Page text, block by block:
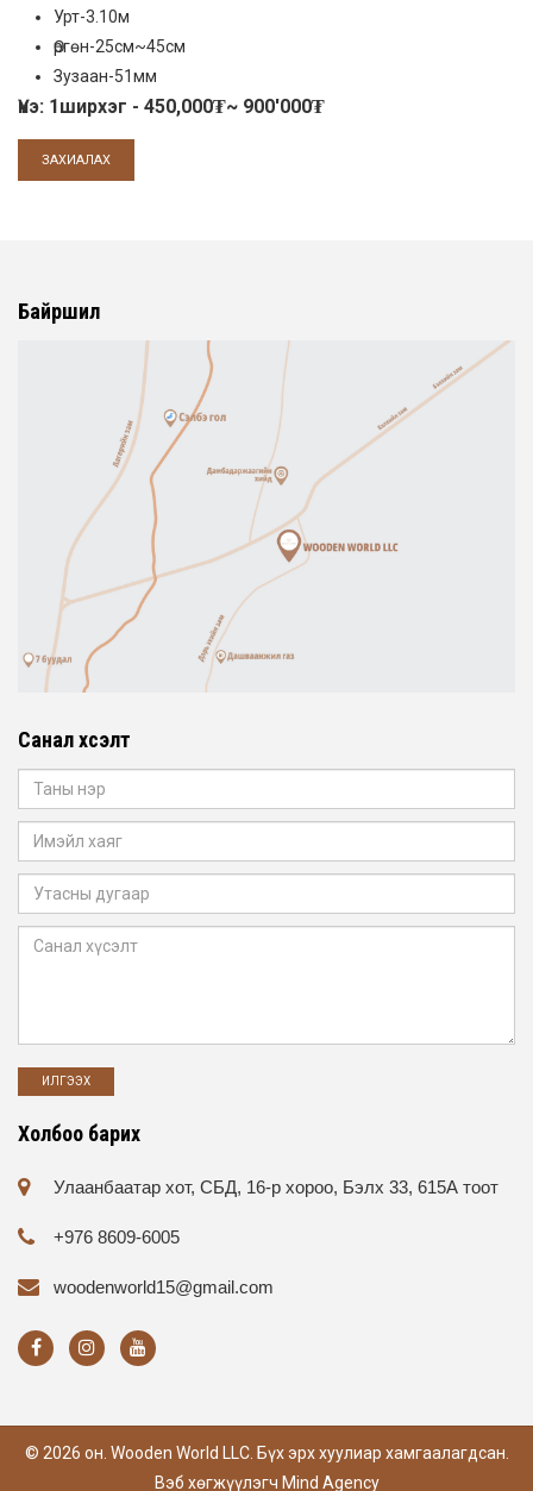
Урт-3.10м
Өргөн-25см~45см
Зузаан-51мм
Үнэ: 1ширхэг - 450,000₮~ 900'000₮
ЗАХИАЛАХ
Байршил
Санал хүсэлт
Холбоо барих
Улаанбаатар хот, СБД, 16-р хороо, Бэлх 33, 615А тоот
+976 8609-6005
woodenworld15@gmail.com
© 2026 он. Wooden World LLC. Бүх эрх хуулиар хамгаалагдсан.
Вэб хөгжүүлэгч Mind Agency